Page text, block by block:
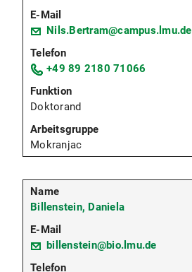
Nils.Bertram@campus.lmu.de
+49 89 2180 71066
Doktorand
Mokranjac
Billenstein, Daniela
billenstein@bio.lmu.de